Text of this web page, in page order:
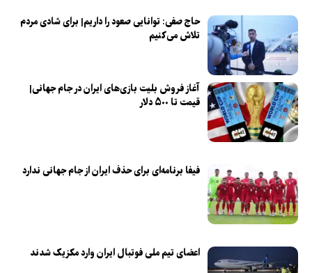
حاج صفی: توانایی صعود را داریم| برای شادی مردم
تلاش می‌کنیم
آغاز فروش بلیت بازی‌های ایران در جام جهانی|
قیمت تا ۵۰۰ دلار
فیفا برنامه‌ای برای حذف ایران از جام جهانی ندارد
اعضای تیم ملی فوتبال ایران وارد مکزیک شدند